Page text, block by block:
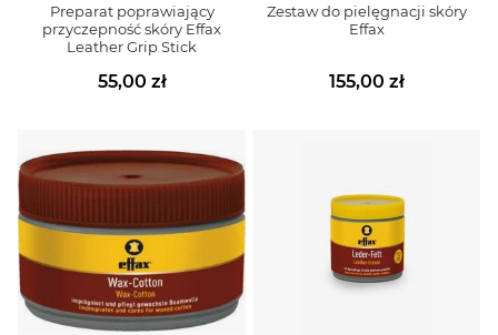
Preparat poprawiający
przyczepność skóry Effax
Leather Grip Stick
55,00 zł
Zestaw do pielęgnacji skóry
Effax
155,00 zł